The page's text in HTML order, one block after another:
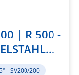
| R 500 -
- SV200/200